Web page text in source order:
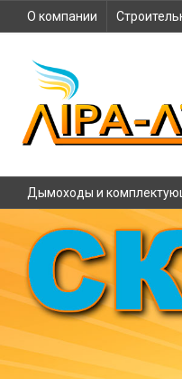
О компании
Дымоходы и